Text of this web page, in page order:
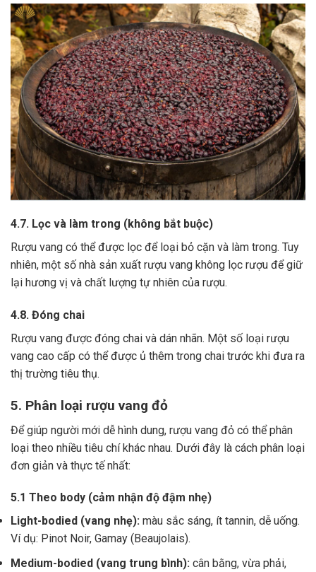
4.7. Lọc và làm trong (không bắt buộc)
Rượu vang có thể được lọc để loại bỏ cặn và làm trong. Tuy
nhiên, một số nhà sản xuất rượu vang không lọc rượu để giữ
lại hương vị và chất lượng tự nhiên của rượu.
4.8. Đóng chai
Rượu vang được đóng chai và dán nhãn. Một số loại rượu
vang cao cấp có thể được ủ thêm trong chai trước khi đưa ra
thị trường tiêu thụ.
5. Phân loại rượu vang đỏ
Để giúp người mới dễ hình dung, rượu vang đỏ có thể phân
loại theo nhiều tiêu chí khác nhau. Dưới đây là cách phân loại
đơn giản và thực tế nhất:
5.1 Theo body (cảm nhận độ đậm nhẹ)
Light-bodied (vang nhẹ): màu sắc sáng, ít tannin, dễ uống.
Ví dụ: Pinot Noir, Gamay (Beaujolais).
Medium-bodied (vang trung bình): cân bằng, vừa phải,